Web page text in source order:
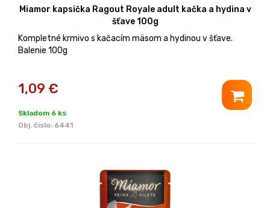
Miamor kapsička Ragout Royale adult kačka a hydina v
šťave 100g
Kompletné krmivo s kačacím mäsom a hydinou v šťave.
Balenie 100g
1,09 €
Skladom 6 ks
Obj. čislo: 6441